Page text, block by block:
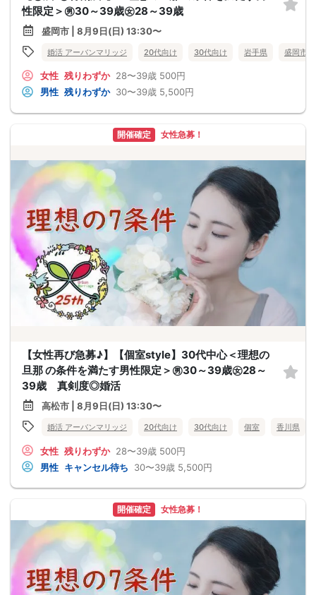
性限定＞㊚30～39歳㊛28～39歳
盛岡市 | 8月9日(日) 13:30〜
婚活 アーバンマリッジ 20代向け 30代向け 岩手県 盛岡市
女性 残りわずか 28〜39歳 500円
男性 残りわずか 30〜39歳 5,500円
開催確定 女性急募！
【女性再び急募♪】【個室style】30代中心＜理想の
旦那 の条件を満たす男性限定＞㊚30～39歳㊛28～
39歳 真剣度◎婚活
高松市 | 8月9日(日) 13:30〜
婚活 アーバンマリッジ 20代向け 30代向け 個室 香川県
女性 残りわずか 28〜39歳 500円
男性 キャンセル待ち 30〜39歳 5,500円
開催確定 女性急募！